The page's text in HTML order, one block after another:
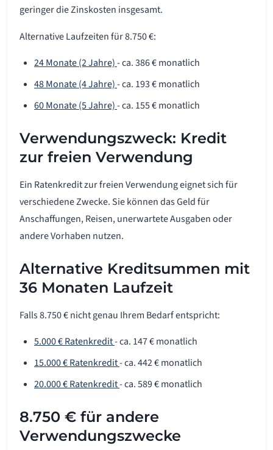
geringer die Zinskosten insgesamt.
Alternative Laufzeiten für 8.750 €:
24 Monate (2 Jahre)- ca. 386 € monatlich
48 Monate (4 Jahre)- ca. 193 € monatlich
60 Monate (5 Jahre)- ca. 155 € monatlich
Verwendungszweck: Kredit
zur freien Verwendung
Ein Ratenkredit zur freien Verwendung eignet sich für
verschiedene Zwecke. Sie können das Geld für
Anschaffungen, Reisen, unerwartete Ausgaben oder
andere Vorhaben nutzen.
Alternative Kreditsummen mit
36 Monaten Laufzeit
Falls 8.750 € nicht genau Ihrem Bedarf entspricht:
5.000 € Ratenkredit- ca. 147 € monatlich
15.000 € Ratenkredit- ca. 442 € monatlich
20.000 € Ratenkredit- ca. 589 € monatlich
8.750 € für andere
Verwendungszwecke